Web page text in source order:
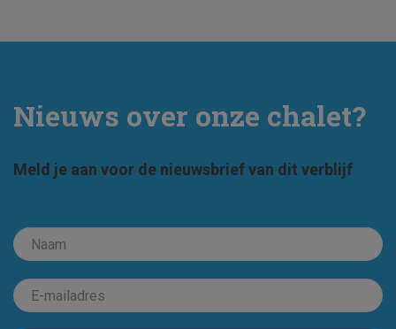
Nieuws over onze chalet?
Meld je aan voor de nieuwsbrief van dit verblijf